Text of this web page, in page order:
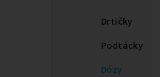
Drtičky
Podtácky
Dózy